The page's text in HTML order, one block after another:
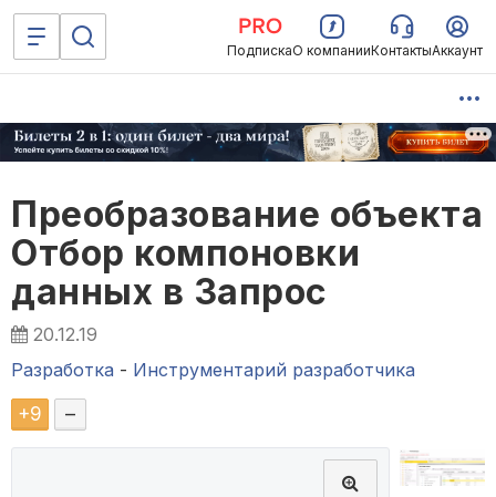
ПодпискаО компанииКонтактыАккаунт
Преобразование объекта
Отбор компоновки
данных в Запрос
20.12.19
Разработка - Инструментарий разработчика
+9 –